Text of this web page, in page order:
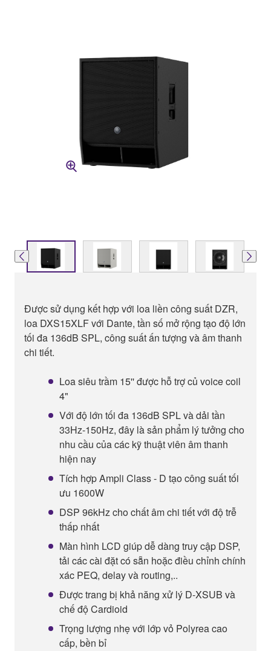
Được sử dụng kết hợp với loa liền công suất DZR,
loa DXS15XLF với Dante, tần số mở rộng tạo độ lớn
tối đa 136dB SPL, công suất ấn tượng và âm thanh
chi tiết.
Loa siêu trầm 15'' được hỗ trợ củ voice coil
4"
Với độ lớn tối đa 136dB SPL và dải tần
33Hz-150Hz, đây là sản phẩm lý tưởng cho
nhu cầu của các kỹ thuật viên âm thanh
hiện nay
Tích hợp Ampli Class - D tạo công suất tối
ưu 1600W
DSP 96kHz cho chất âm chi tiết với độ trễ
thấp nhất
Màn hình LCD giúp dễ dàng truy cập DSP,
tải các cài đặt có sẵn hoặc điều chỉnh chính
xác PEQ, delay và routing,..
Được trang bị khả năng xử lý D-XSUB và
chế độ Cardioid
Trọng lượng nhẹ với lớp vỏ Polyrea cao
cấp, bền bỉ